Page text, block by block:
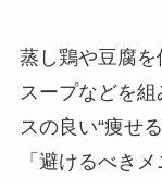
蒸し鶏や豆腐
スープなどを
スの良い“痩せ
「避けるべき